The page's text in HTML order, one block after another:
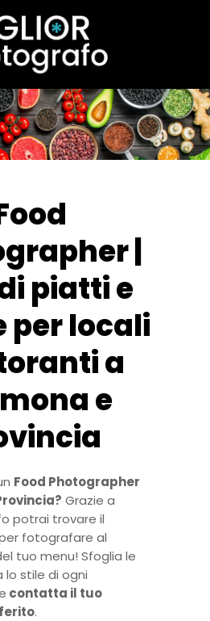
|
piatti e
per locali
a
e
Food Photographer
Grazie a
potrai trovare il
fotografare al
tuo menu! Sfoglia le
lo stile di ogni
contatta il tuo
.